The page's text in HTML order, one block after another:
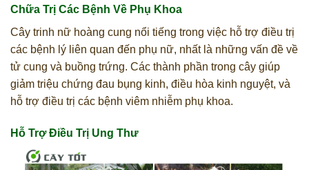
Chữa Trị Các Bệnh Về Phụ Khoa
Cây trinh nữ hoàng cung nổi tiếng trong việc hỗ trợ điều trị
các bệnh lý liên quan đến phụ nữ, nhất là những vấn đề về
tử cung và buồng trứng. Các thành phần trong cây giúp
giảm triệu chứng đau bụng kinh, điều hòa kinh nguyệt, và
hỗ trợ điều trị các bệnh viêm nhiễm phụ khoa.
Hỗ Trợ Điều Trị Ung Thư